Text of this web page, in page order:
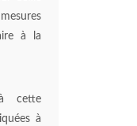
à la
cette
à